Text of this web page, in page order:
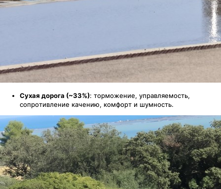
Сухая дорога (~33%): торможение, управляемость,
сопротивление качению, комфорт и шумность.